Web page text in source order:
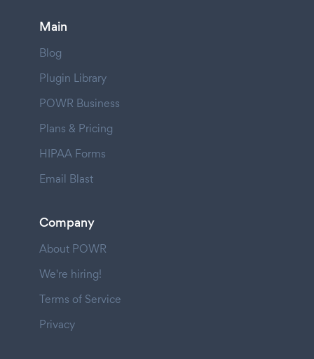
Main
Blog
Plugin Library
POWR Business
Plans & Pricing
HIPAA Forms
Email Blast
Company
About POWR
We're hiring!
Terms of Service
Privacy